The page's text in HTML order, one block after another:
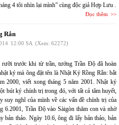
4 tôi nhìn lại mình” cùng độc giả Hợp Lưu .
Đọc thêm
Rắn
12:00 SA (Xem: 62272)
rưỡi trước khi từ trần, tướng Trần Độ đã hoàn
ký mà ông đặt tên là Nhật Ký Rồng Rắn: bắt
2000, viết xong tháng 5 năm 2001. Nhật ký
bút ký chính trị trong đó, với tất cả tâm huyết,
suy nghĩ của mình về các vấn đề chính trị của
6.2001, Trần Độ vào Sàigòn thăm con và nhờ
bản thảo. Ngày 10.6, ông đi lấy bản thảo, bản